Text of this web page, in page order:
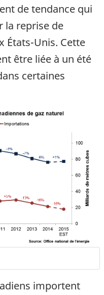
de tendance qui
la reprise de
États-Unis. Cette
être liée à un été
certaines
importent